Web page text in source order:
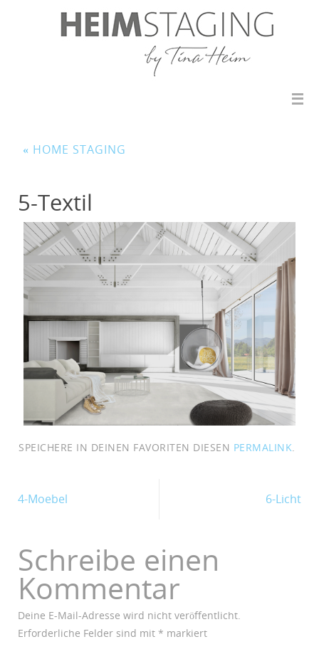
« HOME STAGING
5-Textil
SPEICHERE IN DEINEN FAVORITEN DIESEN PERMALINK
4-Moebel 6-Licht
Schreibe einen
Kommentar
Deine E-Mail-Adresse wird nicht veröffentlicht.
Erforderliche Felder sind mit * markiert